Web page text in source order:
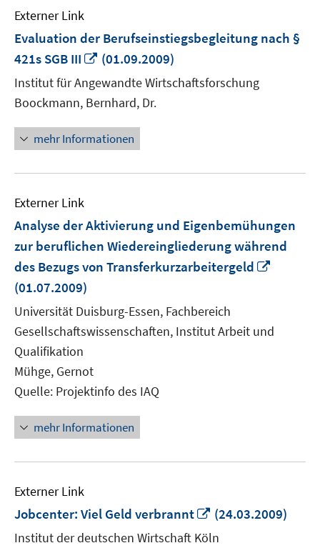
Externer Link
Evaluation der Berufseinstiegsbegleitung nach §
421s SGB III
In
neuem
Fenster
öffnen
(01.09.2009)
Institut für Angewandte Wirtschaftsforschung
Boockmann, Bernhard, Dr.
mehr Informationen
Externer Link
Analyse der Aktivierung und Eigenbemühungen
zur beruflichen Wiedereingliederung während
des Bezugs von Transferkurzarbeitergeld
(01.07.2009)
Universität Duisburg-Essen, Fachbereich
Gesellschaftswissenschaften, Institut Arbeit und
Qualifikation
Mühge, Gernot
Quelle: Projektinfo des IAQ
mehr Informationen
Externer Link
Jobcenter: Viel Geld verbrannt
In
(24.03.2009)
Institut der deutschen Wirtschaft Köln